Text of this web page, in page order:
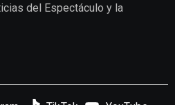
del Espectáculo y la